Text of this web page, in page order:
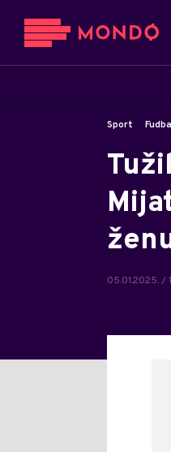
Sport
05.01.2025. /